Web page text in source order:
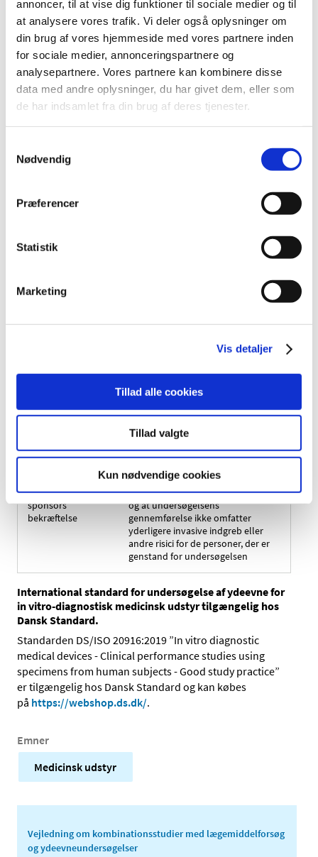
annoncer, til at vise dig funktioner til sociale medier og til
at analysere vores trafik. Vi deler også oplysninger om
din brug af vores hjemmeside med vores partnere inden
for sociale medier, annonceringspartnere og
analysepartnere. Vores partnere kan kombinere disse
data med andre oplysninger, du har givet dem, eller som
de har indsamlet fra din brug af deres tjenester.
Nødvendig
Præferencer
Statistik
Marketing
Vis detaljer
Tillad alle cookies
Tillad valgte
Kun nødvendige cookies
Send en mail med en kort beskrivelse af undersøgelsen.
Beskrivelsen skal indeholde:
Emne
Orientering om undersøgelse af
ydeevne af udstyr til ledsagende
diagnosticering, hvor der kun
anvendes overskydende prøver
sponsor
firmaadresse, telefonnummer og e-
Hvis relevant,
af ydeevne
Navn på undersøgelsesstedet, navn
på eventuel kontakt, adresse på
telefonnummer og e-mailadresse
udstyret
firmaadresse, telefonnummer og e-
lægemiddel
Undersøgelse af
Sponsors kode/nummer på plan
Brug af resultater -
sponsors
bekræftelse
Sponsors bekræftelse på, at
ydeevne ikke har betydning for
behandling af patienter i Danmark,
og at undersøgelsens
gennemførelse ikke omfatter
yderligere invasive indgreb eller
andre risici for de personer, der er
genstand for undersøgelsen
International standard for undersøgelse af ydeevne for
in vitro-diagnostisk medicinsk udstyr tilgængelig hos
Dansk Standard.
Standarden DS/ISO 20916:2019 ”In vitro diagnostic
medical devices - Clinical performance studies using
specimens from human subjects - Good study practice”
er tilgængelig hos Dansk Standard og kan købes
på https://webshop.ds.dk/.
Emner
Medicinsk udstyr
Vejledning om kombinationsstudier med lægemiddelforsøg
og ydeevneundersøgelser